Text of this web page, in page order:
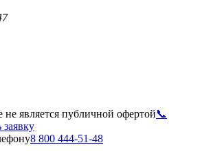
является публичной офертой📞
8 800 444-51-48